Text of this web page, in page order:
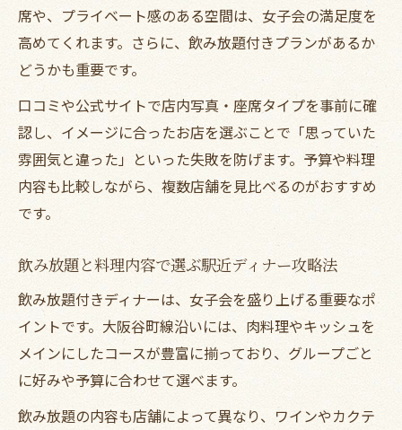
席や、プライベート感のある空間は、女子会の満足度を
高めてくれます。さらに、飲み放題付きプランがあるか
どうかも重要です。
口コミや公式サイトで店内写真・座席タイプを事前に確
認し、イメージに合ったお店を選ぶことで「思っていた
雰囲気と違った」といった失敗を防げます。予算や料理
内容も比較しながら、複数店舗を見比べるのがおすすめ
です。
飲み放題と料理内容で選ぶ駅近ディナー攻略法
飲み放題付きディナーは、女子会を盛り上げる重要なポ
イントです。大阪谷町線沿いには、肉料理やキッシュを
メインにしたコースが豊富に揃っており、グループごと
に好みや予算に合わせて選べます。
飲み放題の内容も店舗によって異なり、ワインやカクテ